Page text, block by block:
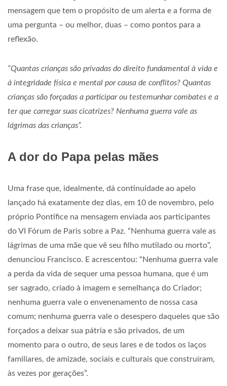
mensagem que tem o propósito de um alerta e a forma de
uma pergunta – ou melhor, duas – como pontos para a
reflexão.
“Quantas crianças são privadas do direito fundamental à vida e
à integridade física e mental por causa de conflitos? Quantas
crianças são forçadas a participar ou testemunhar combates e a
ter que carregar suas cicatrizes? Nenhuma guerra vale as
lágrimas das crianças”.
A dor do Papa pelas mães
Uma frase que, idealmente, dá continuidade ao apelo
lançado há exatamente dez dias, em 10 de novembro, pelo
próprio Pontífice na mensagem enviada aos participantes
do VI Fórum de Paris sobre a Paz. “Nenhuma guerra vale as
lágrimas de uma mãe que vê seu filho mutilado ou morto”,
denunciou Francisco. E acrescentou: “Nenhuma guerra vale
a perda da vida de sequer uma pessoa humana, que é um
ser sagrado, criado à imagem e semelhança do Criador;
nenhuma guerra vale o envenenamento de nossa casa
comum; nenhuma guerra vale o desespero daqueles que são
forçados a deixar sua pátria e são privados, de um
momento para o outro, de seus lares e de todos os laços
familiares, de amizade, sociais e culturais que construíram,
às vezes por gerações”.